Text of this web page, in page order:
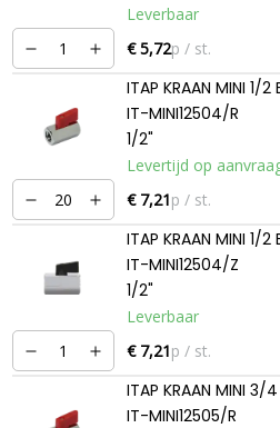
Leverbaar
€ 5,72p / st.
ITAP KRAAN MINI 1/2
IT-MINI12504/R
1/2"
Levertijd op
€ 7,21p / st.
ITAP KRAAN MINI 1/2
IT-MINI12504/Z
1/2"
Leverbaar
€ 7,21p / st.
ITAP KRAAN MINI 3/
IT-MINI12505/R